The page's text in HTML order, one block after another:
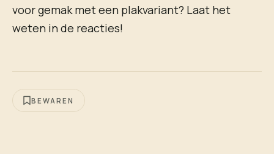
voor gemak met een plakvariant? Laat het
weten in de reacties!
BEWAREN